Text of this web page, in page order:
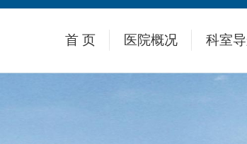
首 页 医院概况 科室